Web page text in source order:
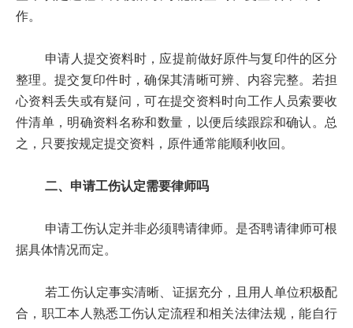
作。
申请人提交资料时，应提前做好原件与复印件的区分
整理。提交复印件时，确保其清晰可辨、内容完整。若担
心资料丢失或有疑问，可在提交资料时向工作人员索要收
件清单，明确资料名称和数量，以便后续跟踪和确认。总
之，只要按规定提交资料，原件通常能顺利收回。
二、申请工伤认定需要律师吗
申请工伤认定并非必须聘请律师。是否聘请律师可根
据具体情况而定。
若工伤认定事实清晰、证据充分，且用人单位积极配
合，职工本人熟悉工伤认定流程和相关法律法规，能自行